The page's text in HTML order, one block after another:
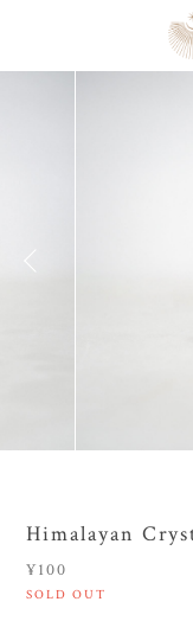
Himalayan
¥100
SOLD OUT